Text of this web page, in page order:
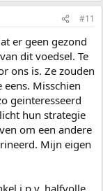
#11
er geen gezond
dit voedsel. Te
ons is. Ze zouden
eens. Misschien
geinteresseerd
hun strategie
om een andere
Mijn eigen
i.p.v. halfvolle